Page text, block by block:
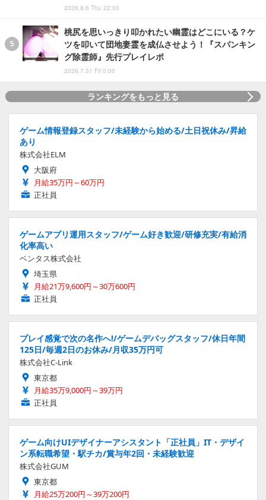
2026.8.6 Thu 22:00
桃尻を思いっきり叩かれたい幽霊はどこにいる？ケ
ツを叩いて団地妻霊を成仏させよう！『スパンキン
グ除霊師』先行プレイレポ
2026.7.31 Fri 0:00
ランキングをもっと見る
ゲーム情報登録スタッフ/未経験から始める/土日祝休み/昇給
あり
株式会社ELM
大阪府
月給35万円～60万円
正社員
ゲームアプリ運用スタッフ/ゲーム好き歓迎/研修充実/有給消
化率高い
ベンタス株式会社
埼玉県
月給21万9,600円～30万600円
正社員
プレイ感覚で次の名作へ!/ゲームデバッグスタッフ/休日年間
125日/毎週2日のお休み/月収35万円可
株式会社C-Link
東京都
月給35万9,000円～39万円
正社員
ゲーム向けUIデザイナーアシスタント「正社員」IT・デザイ
ン系転職希望・駅チカ/賞与年2回・未経験歓迎
株式会社GUM
東京都
月給25万200円～39万200円